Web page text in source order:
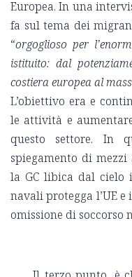
Europea. In una
fa sul tema dei
“orgoglioso per
istituito: dal
costiera europea al
L’obiettivo era e
le attività e
questo settore. In
spiegamento di
la GC libica dal cielo
navali protegga l’UE
omissione di soccorso